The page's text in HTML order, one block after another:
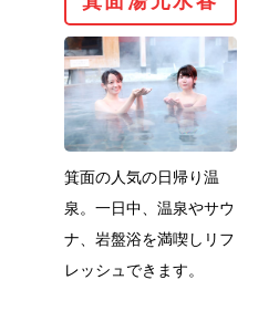
箕面の人気の日帰り温
泉。一日中、温泉やサウ
ナ、岩盤浴を満喫しリフ
レッシュできます。